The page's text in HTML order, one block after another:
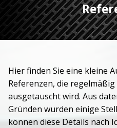
Hier finden Sie eine kleine
Referenzen, die
ausgetauscht wird. Aus
Gründen wurden einige
können diese Details nach